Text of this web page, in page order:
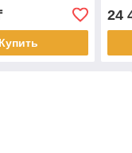
Купить
24